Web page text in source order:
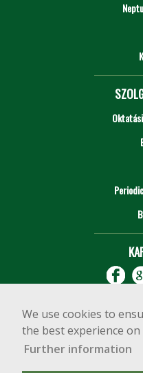
We use cookies to
the best experience
Further information